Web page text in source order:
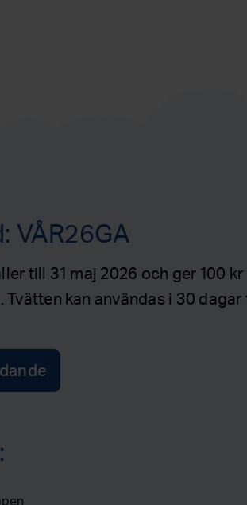
VÅR26GA
till 31 maj 2026 och ger 100
Tvätten kan användas i 30 dagar